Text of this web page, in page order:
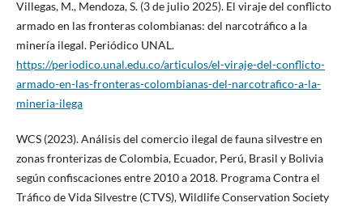
Villegas, M., Mendoza, S. (3 de julio 2025). El viraje del conflicto
armado en las fronteras colombianas: del narcotráfico a la
minería ilegal. Periódico UNAL.
https://periodico.unal.edu.co/articulos/el-viraje-del-conflicto-
armado-en-las-fronteras-colombianas-del-narcotrafico-a-la-
mineria-ilega
WCS (2023). Análisis del comercio ilegal de fauna silvestre en
zonas fronterizas de Colombia, Ecuador, Perú, Brasil y Bolivia
según confiscaciones entre 2010 a 2018. Programa Contra el
Tráfico de Vida Silvestre (CTVS), Wildlife Conservation Society